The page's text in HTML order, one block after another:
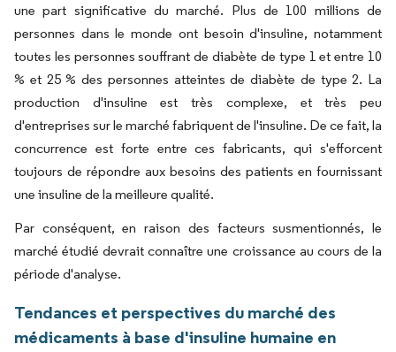
une part significative du marché. Plus de 100 millions de
personnes dans le monde ont besoin d'insuline, notamment
toutes les personnes souffrant de diabète de type 1 et entre 10
% et 25 % des personnes atteintes de diabète de type 2. La
production d'insuline est très complexe, et très peu
d'entreprises sur le marché fabriquent de l'insuline. De ce fait, la
concurrence est forte entre ces fabricants, qui s'efforcent
toujours de répondre aux besoins des patients en fournissant
une insuline de la meilleure qualité.
Par conséquent, en raison des facteurs susmentionnés, le
marché étudié devrait connaître une croissance au cours de la
période d'analyse.
Tendances et perspectives du marché des
médicaments à base d'insuline humaine en